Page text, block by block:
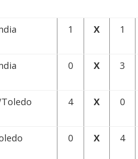
1 X 1
0 X 3
Toledo 4 X 0
0 X 4